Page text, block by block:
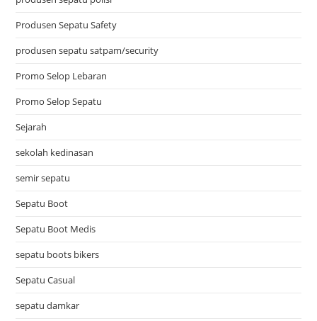
Produsen Sepatu Safety
produsen sepatu satpam/security
Promo Selop Lebaran
Promo Selop Sepatu
Sejarah
sekolah kedinasan
semir sepatu
Sepatu Boot
Sepatu Boot Medis
sepatu boots bikers
Sepatu Casual
sepatu damkar